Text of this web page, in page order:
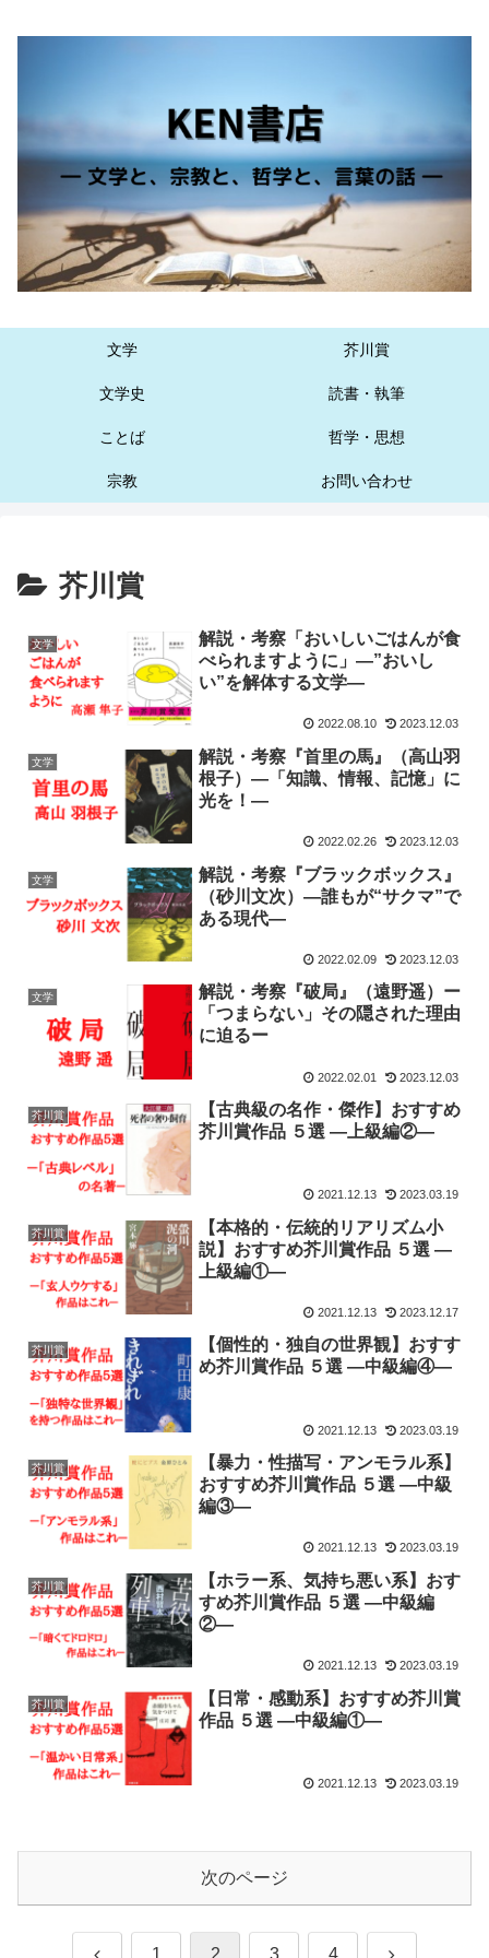
文学 芥川賞
文学史 読書・執筆
ことば 哲学・思想
宗教 お問い合わせ
芥川賞
文学
解説・考察「おいしいごはんが食
べられますように」―”おいし
い”を解体する文学―
2022.08.10 2023.12.03
文学
解説・考察『首里の馬』（高山羽
根子）―「知識、情報、記憶」に
光を！―
2022.02.26 2023.12.03
文学
解説・考察『ブラックボックス』
（砂川文次）―誰もが“サクマ”で
ある現代―￼
2022.02.09 2023.12.03
文学
解説・考察『破局』（遠野遥）ー
「つまらない」その隠された理由
に迫るー
2022.02.01 2023.12.03
芥川賞
【古典級の名作・傑作】おすすめ
芥川賞作品 ５選 ―上級編②―
2021.12.13 2023.03.19
芥川賞
【本格的・伝統的リアリズム小
説】おすすめ芥川賞作品 ５選 ―
上級編①―
2021.12.13 2023.12.17
芥川賞
【個性的・独自の世界観】おすす
め芥川賞作品 ５選 ―中級編④―
2021.12.13 2023.03.19
芥川賞
【暴力・性描写・アンモラル系】
おすすめ芥川賞作品 ５選 ―中級
編③―
2021.12.13 2023.03.19
芥川賞
【ホラー系、気持ち悪い系】おす
すめ芥川賞作品 ５選 ―中級編
②―
2021.12.13 2023.03.19
芥川賞
【日常・感動系】おすすめ芥川賞
作品 ５選 ―中級編①―
2021.12.13 2023.03.19
次のページ
前 1 2 3 4 次